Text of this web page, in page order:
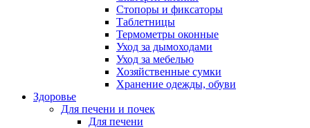
Стопоры и фиксаторы
Таблетницы
Термометры оконные
Уход за дымоходами
Уход за мебелью
Хозяйственные сумки
Хранение одежды, обуви
Здоровье
Для печени и почек
Для печени